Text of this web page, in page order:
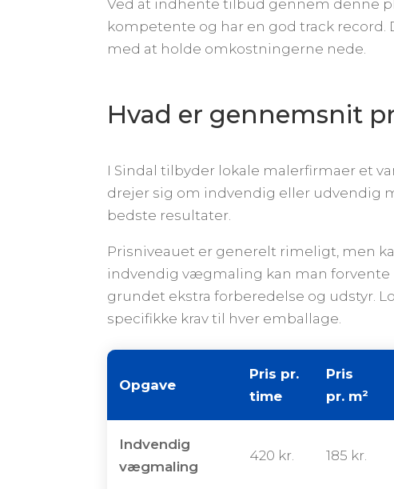
Ved at indhente tilbud gennem denne
kompetente og har en god track
med at holde omkostningerne nede.
Hvad er gennemsnit
I Sindal tilbyder lokale malerfirmaer et
drejer sig om indvendig eller udvendig
bedste resultater.
Prisniveauet er generelt rimeligt, men
indvendig vægmaling kan man forvente
grundet ekstra forberedelse og udstyr.
specifikke krav til hver emballage.
Opgave
Pris pr.
time
Pris
pr. m²
Indvendig
vægmaling
420 kr. 185 kr.